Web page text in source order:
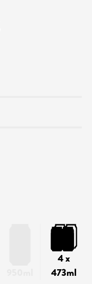
4 x
473ml